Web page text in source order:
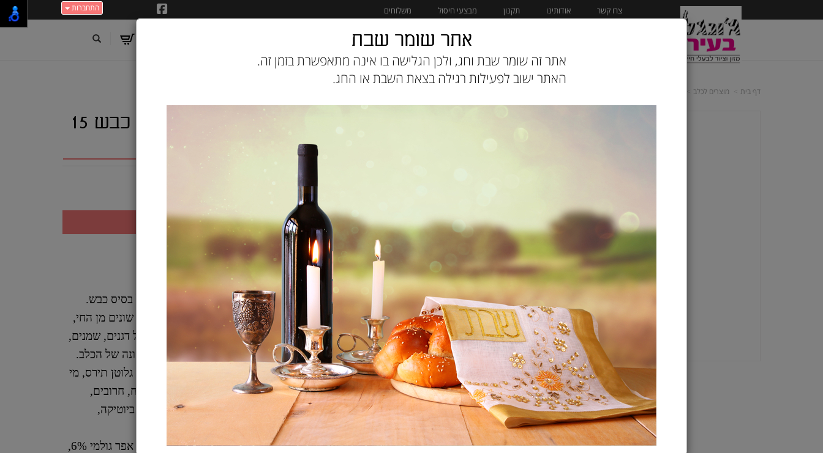
התחברות צרו קשר אודותינו תקנון מבצעי חיסול משלוחים
מוצרים לחתול מבצעי חיסול
דף בית מוצרים לכלב
פרומיל מזון לגורי כלבים בטעם כבש 15
9DMLGPP6O0
תיאור:
מחיר ל 100 גרם 1.46 ש"ח
פרומיל פורמולת מזון חדשה ומקצועית לגורי כלבים על בסיס כבש.
מיוצרת עם מגוון רכיבים איכותיים, כולל מגוון חלבונים שונים מן החי,
אשר הופכים אותו למזון עשיר בחלבון. עם תערובת של דגנים, שמנים,
ויטמינים ומינרלים המספקים יחד את כלל דרישות התזונה של הכלב.
רכיבים :
חלבון כבש (%30), תירס, אורז, שומן מן החי, גלוטן תירס, מי
גבינה מיובשת, עיסת סלק סוכר, סיבי אפונה, סיבי תפוח, חרובים,
חומרי טעם וריח, שמרי בירה, ויטמינים ומינרלים, פרה ביוטיקה,
חומרים משמרים טבעיים.
ערכים תזונתיים :
חלבון גולמי 23%, שומן גולמי 12%, אפר גולמי 6%,
אתר שומר שבת
אתר זה שומר שבת וחג, ולכן הגלישה בו אינה מתאפשרת בזמן זה.
האתר ישוב לפעילות רגילה בצאת השבת או החג.